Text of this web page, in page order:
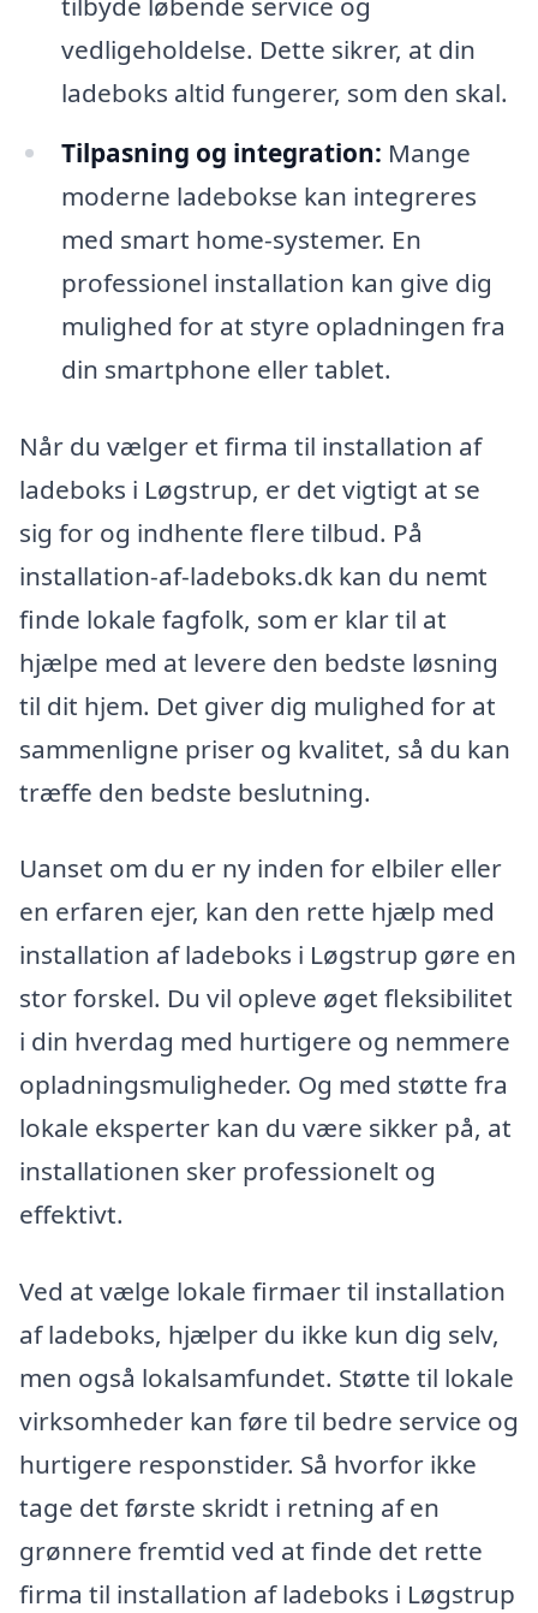
vedligeholdelse. Dette sikrer, at din
ladeboks altid fungerer, som den skal.
Tilpasning og integration: Mange
moderne ladebokse kan integreres
med smart home-systemer. En
professionel installation kan give dig
mulighed for at styre opladningen fra
din smartphone eller tablet.
Når du vælger et firma til installation af
ladeboks i Løgstrup, er det vigtigt at se
sig for og indhente flere tilbud. På
installation-af-ladeboks.dk kan du nemt
finde lokale fagfolk, som er klar til at
hjælpe med at levere den bedste løsning
til dit hjem. Det giver dig mulighed for at
sammenligne priser og kvalitet, så du kan
træffe den bedste beslutning.
Uanset om du er ny inden for elbiler eller
en erfaren ejer, kan den rette hjælp med
installation af ladeboks i Løgstrup gøre en
stor forskel. Du vil opleve øget fleksibilitet
i din hverdag med hurtigere og nemmere
opladningsmuligheder. Og med støtte fra
lokale eksperter kan du være sikker på, at
installationen sker professionelt og
effektivt.
Ved at vælge lokale firmaer til installation
af ladeboks, hjælper du ikke kun dig selv,
men også lokalsamfundet. Støtte til lokale
virksomheder kan føre til bedre service og
hurtigere responstider. Så hvorfor ikke
tage det første skridt i retning af en
grønnere fremtid ved at finde det rette
firma til installation af ladeboks i Løgstrup